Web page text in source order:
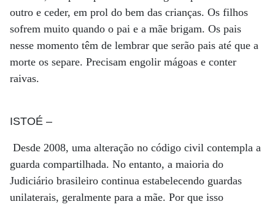
outro e ceder, em prol do bem das crianças. Os filhos
sofrem muito quando o pai e a mãe brigam. Os pais
nesse momento têm de lembrar que serão pais até que a
morte os separe. Precisam engolir mágoas e conter
raivas.
ISTOÉ –
Desde 2008, uma alteração no código civil contempla a
guarda compartilhada. No entanto, a maioria do
Judiciário brasileiro continua estabelecendo guardas
unilaterais, geralmente para a mãe. Por que isso